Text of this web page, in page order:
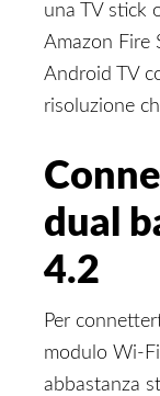
una TV stick
Amazon Fire
Android TV
risoluzione
dual
4.2
Per
modulo Wi-
abbastanza